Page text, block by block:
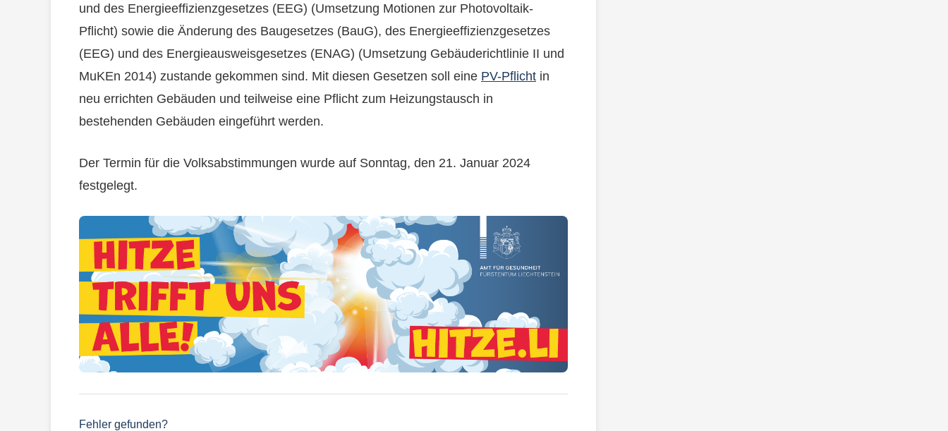
und des Energieeffizienzgesetzes (EEG) (Umsetzung Motionen zur Photovoltaik-
Pflicht) sowie die Änderung des Baugesetzes (BauG), des Energieeffizienzgesetzes
(EEG) und des Energieausweisgesetzes (ENAG) (Umsetzung Gebäuderichtlinie II und
MuKEn 2014) zustande gekommen sind. Mit diesen Gesetzen soll eine PV-Pflicht in
neu errichten Gebäuden und teilweise eine Pflicht zum Heizungstausch in
bestehenden Gebäuden eingeführt werden.
Der Termin für die Volksabstimmungen wurde auf Sonntag, den 21. Januar 2024
festgelegt.
Fehler gefunden?